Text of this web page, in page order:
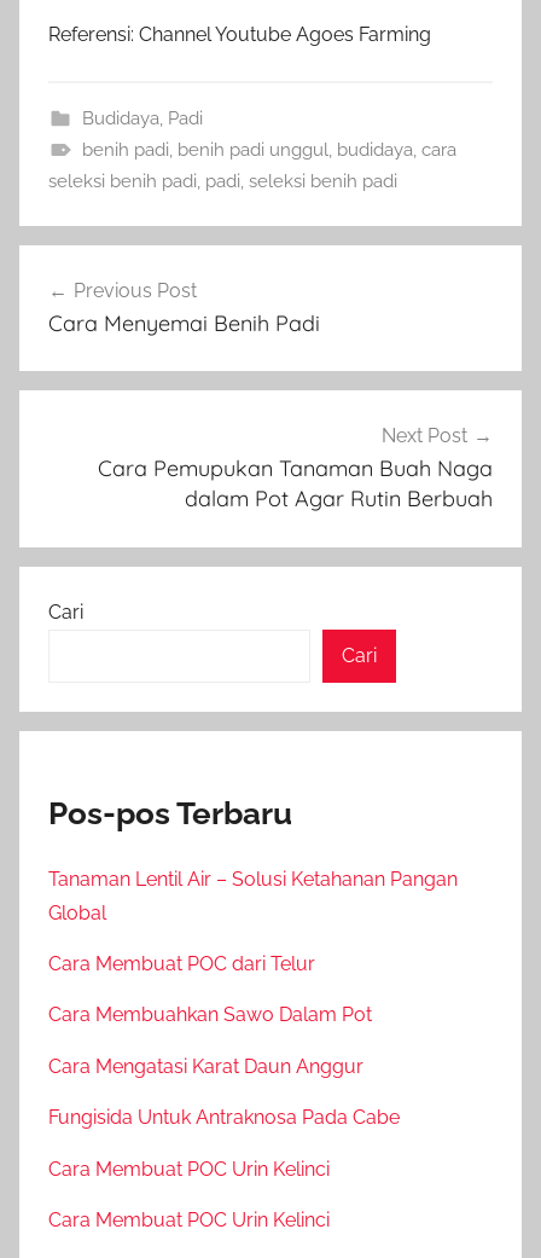
Referensi: Channel Youtube Agoes Farming
Budidaya, Padi
benih padi, benih padi unggul, budidaya, cara
seleksi benih padi, padi, seleksi benih padi
pos
Previous Post
Cara Menyemai Benih Padi
Next Post
Cara Pemupukan Tanaman Buah Naga
dalam Pot Agar Rutin Berbuah
Cari
Cari
Pos-pos Terbaru
Tanaman Lentil Air – Solusi Ketahanan Pangan
Global
Cara Membuat POC dari Telur
Cara Membuahkan Sawo Dalam Pot
Cara Mengatasi Karat Daun Anggur
Fungisida Untuk Antraknosa Pada Cabe
Cara Membuat POC Urin Kelinci
Cara Membuat POC Urin Kelinci